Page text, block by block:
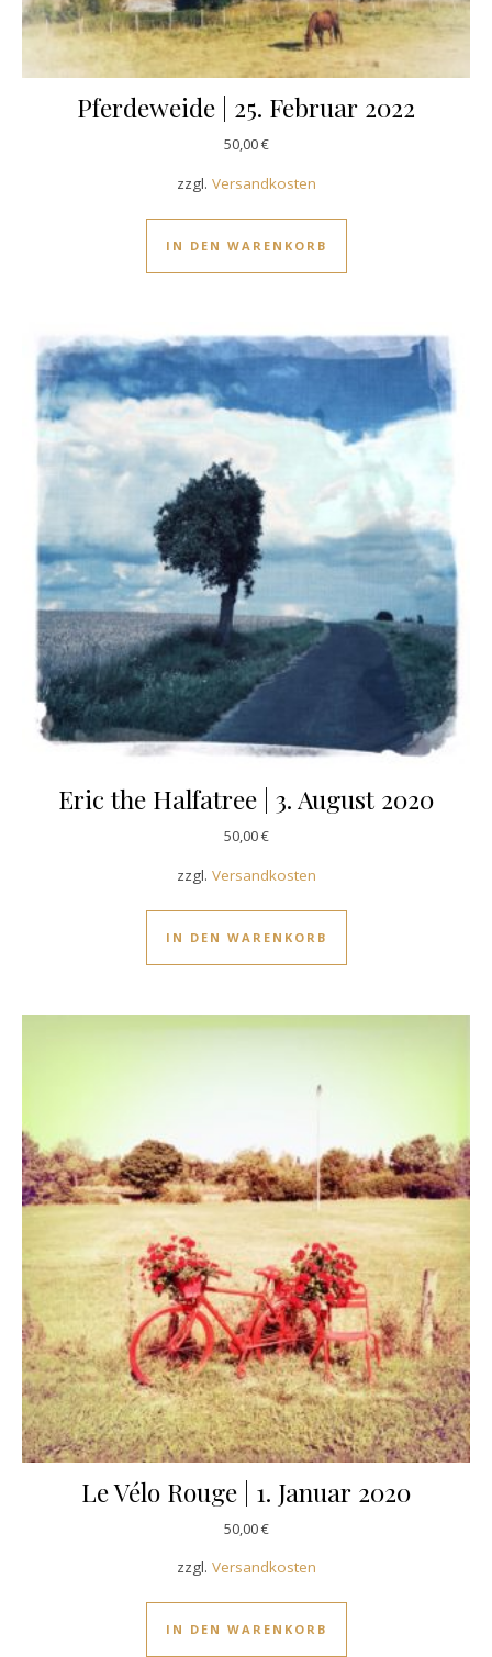
Pferdeweide | 25. Februar 2022
50,00€
zzgl. Versandkosten
IN DEN WARENKORB
Eric the Halfatree | 3. August 2020
50,00€
zzgl. Versandkosten
IN DEN WARENKORB
Le Vélo Rouge | 1. Januar 2020
50,00€
zzgl. Versandkosten
IN DEN WARENKORB